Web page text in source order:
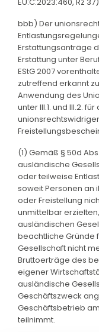
bbb) Der
Erstattungsanträge
Erstattung unter
EStG 2007
zutreffend erkannt
Anwendung des
unter III.1. und III.2.
(1) Gemäß § 50d
ausländische
oder teilweise
soweit Personen an
oder Freistellung
unmittelbar
ausländischen
beachtliche Gründe
Gesellschaft nicht
Bruttoerträge des
eigener
ausländische
Geschäftszweck
Geschäftsbetrieb
teilnimmt.